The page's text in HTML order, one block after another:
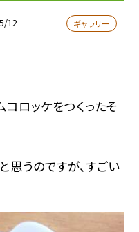
12 ギャラリー
ロッケをつくったそ
思うのですが、すごい